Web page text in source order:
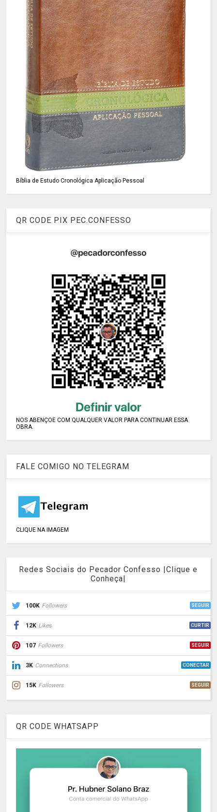
Bíblia de Estudo Cronológica Aplicação Pessoal
QR CODE PIX PEC.CONFESSO
NOS ABENÇOE COM QUALQUER VALOR PARA CONTINUAR ESSA
OBRA.
FALE COMIGO NO TELEGRAM
CLIQUE NA IMAGEM
Redes Sociais do Pecador Confesso |Clique e
Conheça|
100K Followers SEGUIR
12K Likes CURTIR
107 Followers SEGUIR
3K Connections CONECTAR
15K Followers SEGUIR
QR CODE WHATSAPP